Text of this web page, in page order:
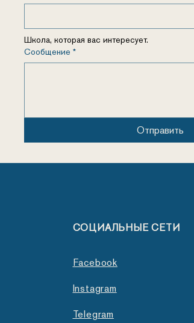
Школа, которая вас интересует.
Сообщение *
Отправить
СОЦИАЛЬНЫЕ СЕТИ
Facebook
Instagram
Telegram